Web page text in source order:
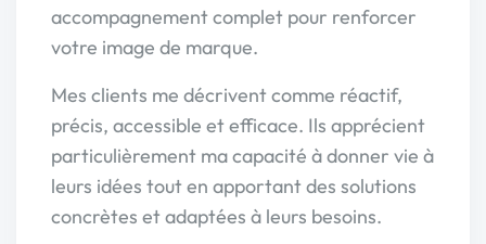
accompagnement complet pour renforcer
votre image de marque.
Mes clients me décrivent comme réactif,
précis, accessible et efficace. Ils apprécient
particulièrement ma capacité à donner vie à
leurs idées tout en apportant des solutions
concrètes et adaptées à leurs besoins.